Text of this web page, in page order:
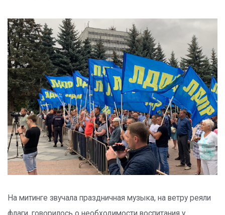
На митинге звучала праздничная музыка, на ветру реяли